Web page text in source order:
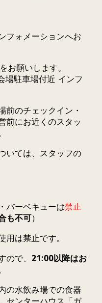
フォメーションへお
お願いします。
場駐車場付近 インフ
前のチェックイン・
前にお近くのスタッ
いては、スタッフの
バーベキューは禁止
も不可）
は禁止です。
で、 21:00以降はお
の水飲み場での食器
センターハウス「ガ